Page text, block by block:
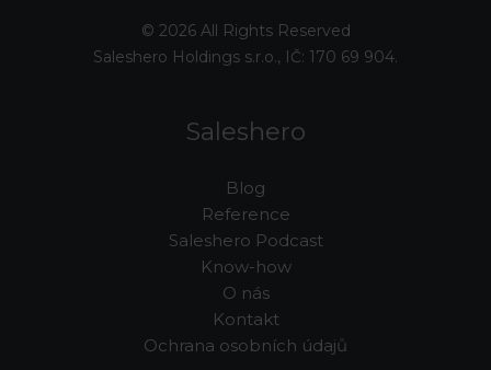
© 2026 All Rights Reserved
Saleshero Holdings s.r.o., IČ: 170 69 904.
Saleshero
Blog
Reference
Saleshero Podcast
Know-how
O nás
Kontakt
Ochrana osobních údajů